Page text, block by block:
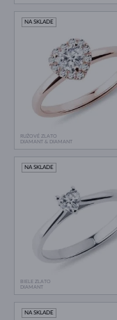
RUŽOVÉ ZLATO
DIAMANT & DIAMANT
NA SKLADE
BIELE ZLATO
DIAMANT
NA SKLADE
NA SKLADE